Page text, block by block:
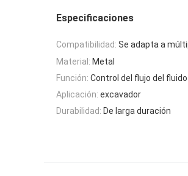
Especificaciones
Compatibilidad: Se adapta a
Material: Metal
Función: Control del flujo del
Aplicación: excavador
Durabilidad: De larga duración